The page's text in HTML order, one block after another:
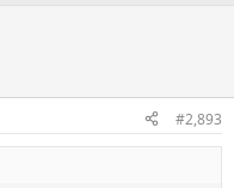
#2,893